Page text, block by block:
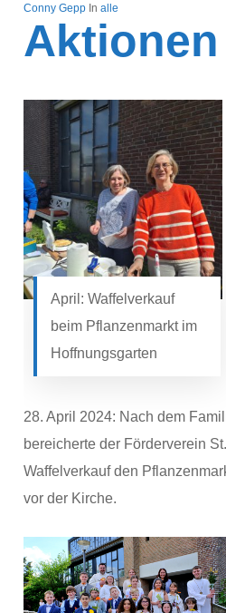
Conny Gepp In alle
Aktionen
April: Waffelverkauf
beim Pflanzenmarkt im
Hoffnungsgarten
28. April 2024: Nach dem
bereicherte der Förderverein
Waffelverkauf den
vor der Kirche.